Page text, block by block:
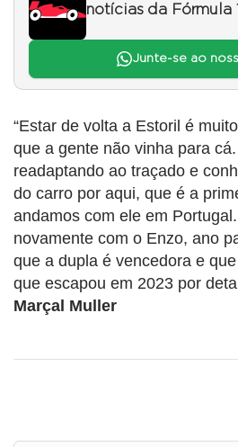
notícias da Fórmula
Junte-se ao
“Estar de volta a Estoril é
que a gente não vinha para
readaptando ao traçado e
do carro por aqui, que é a
andamos com ele em
novamente com o Enzo, ano
que a dupla é vencedora e
que escapou em 2023 por
Marçal Muller